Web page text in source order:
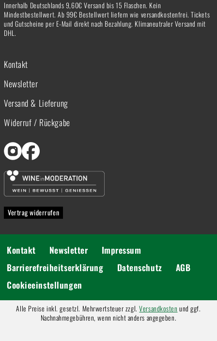
Innerhalb Deutschlands 9,60€ Versand bis 15 Flaschen. Kein
Mindestbestellwert. Ab 99€ Bestellwert liefern wie versandkostenfrei. Tickets
und Gutscheine per E-Mail direkt nach Bezahlung. Klimaneutraler Versand mit
DHL.
Kontakt
Newsletter
Versand & Lieferung
Widerruf / Rückgabe
Vertrag widerrufen
Kontakt Newsletter
Impressum
Barrierefreiheitserklärung
Datenschutz
AGB
Cookieeinstellungen
Alle Preise inkl. gesetzl. Mehrwertsteuer zzgl.Versandkosten und ggf.
Nachnahmegebühren, wenn nicht anders angegeben.